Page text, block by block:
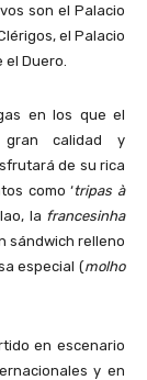
son el Palacio
el Palacio
Duero.
en los que el
calidad y
de su rica
como ‘tripas à
la francesinha
sándwich relleno
especial (molho
en escenario
y en